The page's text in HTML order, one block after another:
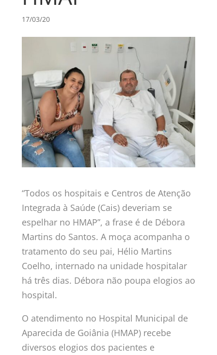
17/03/20
“Todos os hospitais e Centros de Atenção
Integrada à Saúde (Cais) deveriam se
espelhar no HMAP”, a frase é de Débora
Martins do Santos. A moça acompanha o
tratamento do seu pai, Hélio Martins
Coelho, internado na unidade hospitalar
há três dias. Débora não poupa elogios ao
hospital.
O atendimento no Hospital Municipal de
Aparecida de Goiânia (HMAP) recebe
diversos elogios dos pacientes e